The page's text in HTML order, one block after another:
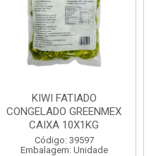
KIWI FATIADO
CONGELADO GREENMEX
CAIXA 10X1KG
Código: 39597
Embalagem: Unidade